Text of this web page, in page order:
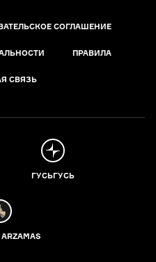
СОГЛАШЕНИЕ
ПРАВИЛА
СВЯЗЬ
ГУСЬГУСЬ